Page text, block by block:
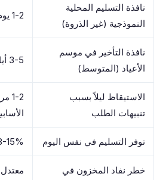
نافذة التسليم المحلية
النموذجية (غير الذروة)
1-2 يوم
نافذة التأخير في موسم
الأعياد (المتوسط)
3-5 أيام
الاستيقاظ ليلاً بسبب
تنبيهات الطلب
1-
توفر التسليم في نفس اليوم 8-15% من
خطر نفاد المخزون في